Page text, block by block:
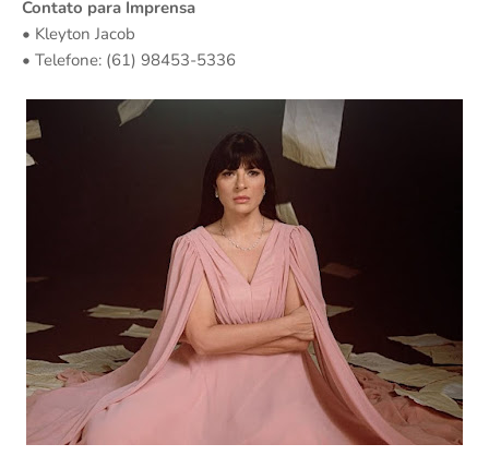
Contato para Imprensa
• Kleyton Jacob
• Telefone: (61) 98453-5336